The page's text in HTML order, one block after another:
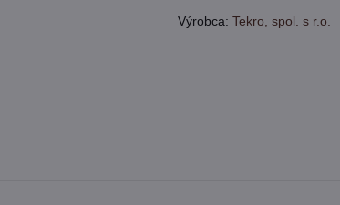
Výrobca:Tekro, spol. s r.o.